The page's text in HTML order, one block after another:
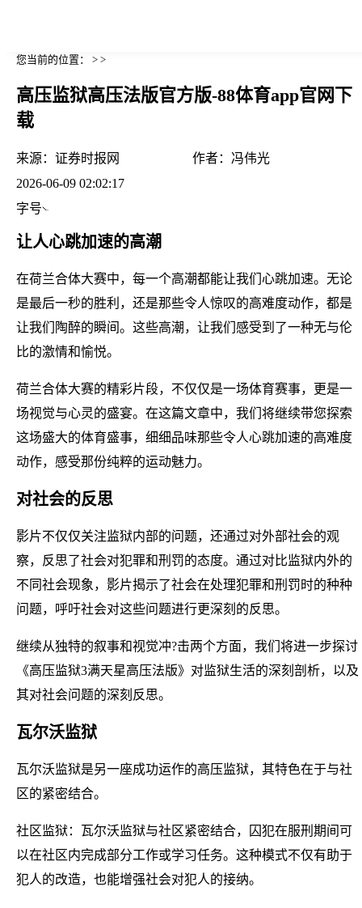
您当前的位置： > >
高压监狱高压法版官方版-88体育app官网下
载
来源： 证券时报网 作者： 冯伟光
2026-06-09 02:02:17
字号
让人心跳加速的高潮
在荷兰合体大赛中，每一个高潮都能让我们心跳加速。无论
是最后一秒的胜利，还是那些令人惊叹的高难度动作，都是
让我们陶醉的瞬间。这些高潮，让我们感受到了一种无与伦
比的激情和愉悦。
荷兰合体大赛的精彩片段，不仅仅是一场体育赛事，更是一
场视觉与心灵的盛宴。在这篇文章中，我们将继续带您探索
这场盛大的体育盛事，细细品味那些令人心跳加速的高难度
动作，感受那份纯粹的运动魅力。
对社会的反思
影片不仅仅关注监狱内部的问题，还通过对外部社会的观
察，反思了社会对犯罪和刑罚的态度。通过对比监狱内外的
不同社会现象，影片揭示了社会在处理犯罪和刑罚时的种种
问题，呼吁社会对这些问题进行更深刻的反思。
继续从独特的叙事和视觉冲?击两个方面，我们将进一步探讨
《高压监狱3满天星高压法版》对监狱生活的深刻剖析，以及
其对社会问题的深刻反思。
瓦尔沃监狱
瓦尔沃监狱是另一座成功运作的高压监狱，其特色在于与社
区的紧密结合。
社区监狱：瓦尔沃监狱与社区紧密结合，囚犯在服刑期间可
以在社区内完成部分工作或学习任务。这种模式不仅有助于
犯人的改造，也能增强社会对犯人的接纳。